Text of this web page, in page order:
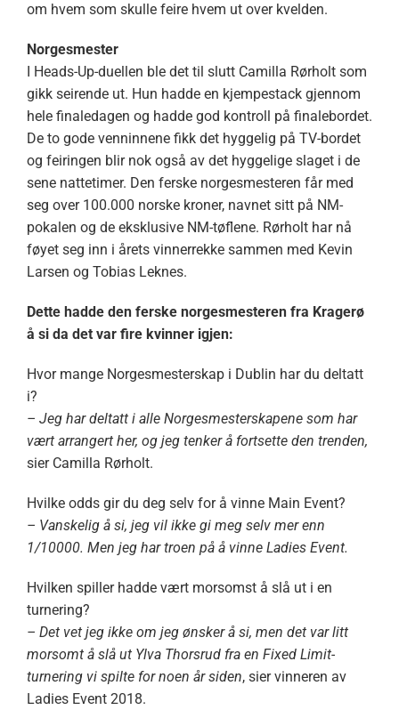
om hvem som skulle feire hvem ut over kvelden.
Norgesmester
I Heads-Up-duellen ble det til slutt Camilla Rørholt som
gikk seirende ut. Hun hadde en kjempestack gjennom
hele finaledagen og hadde god kontroll på finalebordet.
De to gode venninnene fikk det hyggelig på TV-bordet
og feiringen blir nok også av det hyggelige slaget i de
sene nattetimer. Den ferske norgesmesteren får med
seg over 100.000 norske kroner, navnet sitt på NM-
pokalen og de eksklusive NM-tøflene. Rørholt har nå
føyet seg inn i årets vinnerrekke sammen med Kevin
Larsen og Tobias Leknes.
Dette hadde den ferske norgesmesteren fra Kragerø
å si da det var fire kvinner igjen:
Hvor mange Norgesmesterskap i Dublin har du deltatt
i?
– Jeg har deltatt i alle Norgesmesterskapene som har
vært arrangert her, og jeg tenker å fortsette den trenden,
sier Camilla Rørholt.
Hvilke odds gir du deg selv for å vinne Main Event?
– Vanskelig å si, jeg vil ikke gi meg selv mer enn
1/10000. Men jeg har troen på å vinne Ladies Event.
Hvilken spiller hadde vært morsomst å slå ut i en
turnering?
– Det vet jeg ikke om jeg ønsker å si, men det var litt
morsomt å slå ut Ylva Thorsrud fra en Fixed Limit-
turnering vi spilte for noen år siden, sier vinneren av
Ladies Event 2018.